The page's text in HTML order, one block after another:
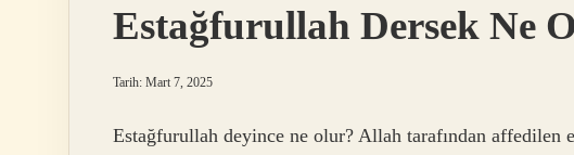
Estağfurullah Dersek Ne
Tarih: Mart 7, 2025
Estağfurullah deyince ne olur? Allah tarafından affedilen